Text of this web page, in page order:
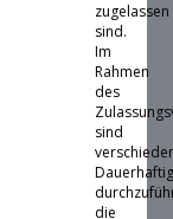
zugelassen
sind.
Im
Rahmen
des
sind
die